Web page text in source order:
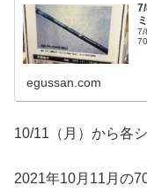
7/
egussan.com
10/11（月）から各
2021年10月11月の